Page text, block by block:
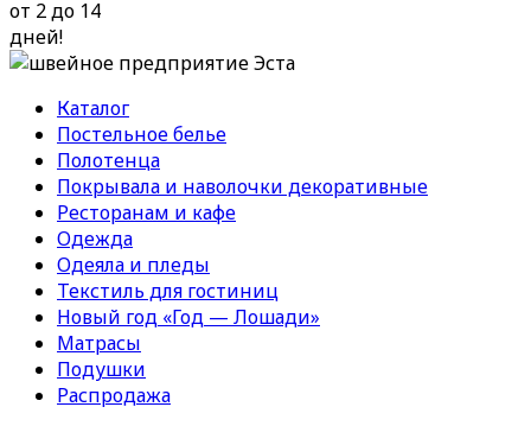
от 2 до 14
дней!
Каталог
Постельное белье
Полотенца
Покрывала и наволочки декоративные
Ресторанам и кафе
Одежда
Одеяла и пледы
Текстиль для гостиниц
Новый год «Год — Лошади»
Матрасы
Подушки
Распродажа